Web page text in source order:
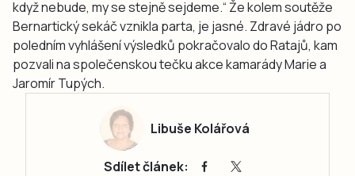
když nebude, my se stejně sejdeme.“ Že kolem soutěže
Bernartický sekáč vznikla parta, je jasné. Zdravé jádro po
poledním vyhlášení výsledků pokračovalo do Ratajů, kam
pozvali na společenskou tečku akce kamarády Marie a
Jaromír Tupých.
Libuše Kolářová
Sdílet článek: